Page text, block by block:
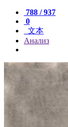
788 / 937
0
文本
Анализ